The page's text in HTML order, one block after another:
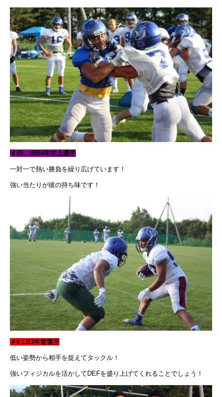
＃85 WR4年井上選手
一対一で熱い勝負を繰り広げています！
強い当たりが彼の持ち味です！
＃6 LB3年菅選手
低い姿勢から相手を捉えてタックル！
強いフィジカルを活かしてDEFを盛り上げてくれることでしょう！